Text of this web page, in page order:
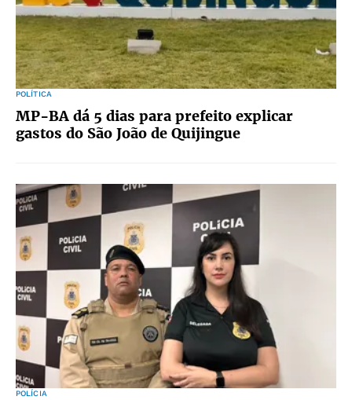
POLÍTICA
MP-BA dá 5 dias para prefeito explicar
gastos do São João de Quijingue
POLÍCIA